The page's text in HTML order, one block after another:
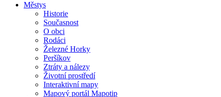
Městys
Historie
Současnost
O obci
Rodáci
Železné Horky
Peršíkov
Ztráty a nálezy
Životní prostředí
Interaktivní mapy
Mapový portál Mapotip